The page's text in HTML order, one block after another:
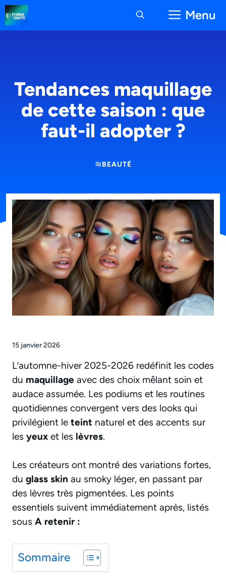
Aller
au
Menu
Tendances maquillage
de cette saison : que
faut-il adopter ?
BEAUTÉ
15 janvier 2026
L’automne-hiver 2025-2026 redéfinit les codes
du maquillage avec des choix mêlant soin et
audace assumée. Les podiums et les routines
quotidiennes convergent vers des looks qui
privilégient le teint naturel et des accents sur
les yeux et les lèvres.
Les créateurs ont montré des variations fortes,
du glass skin au smoky léger, en passant par
des lèvres très pigmentées. Les points
essentiels suivent immédiatement après, listés
sous A retenir :
Sommaire